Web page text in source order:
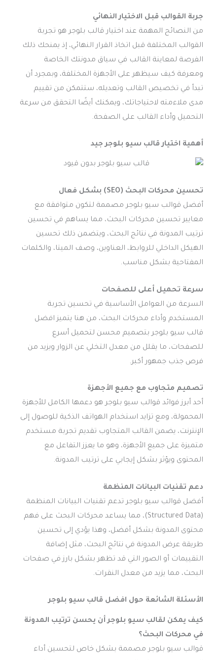
جربة القوالب قبل الاختيار النهائي
من النصائح المهمة عند اختيار قالب بلوجر هو تجربة
القوالب المختلفة قبل اتخاذ القرار النهائي، إذ يمنحك ذلك
الفرصة لمعاينة القالب في سياق مدونتك الخاصة
ومعرفة كيف سيظهر على الأجهزة المختلفة، وبمجرد أن
تبدأ في تخصيص القالب وتعديله، ستتمكن من تقييم
مدى ملاءمته لاحتياجاتك، ويمكنك أيضًا التحقق من سرعة
التحميل وأداء القالب على الصفحة.
أهمية اختيار قالب سيو بلوجر جيد
تحسين محركات البحث (SEO) بشكل فعال
أفضل قوالب سيو بلوجر مصممة لتكون متوافقة مع
معايير تحسين محركات البحث، مما يساهم في تحسين
ترتيب المدونة في نتائج البحث، ويتضمن ذلك تحسين
الهيكل الداخلي للروابط، العناوين، وصف الميتا، والكلمات
المفتاحية بشكل مناسب.
سرعة تحميل أعلى للصفحات
السرعة من العوامل الأساسية في تحسين تجربة
المستخدم وأداء محركات البحث، من هنا يتميز افضل
قالب سيو بلوجر بتصميم محسن لتحميل أسرع
للصفحات، ما يقلل من معدل التخلي عن الزوار ويزيد من
فرص جذب جمهور أكبر.
تصميم متجاوب مع جميع الأجهزة
أحد أبرز فوائد قوالب سيو بلوجر هو دعمها الكامل للأجهزة
المحمولة، ومع تزايد استخدام الهواتف الذكية للوصول إلى
الإنترنت، يضمن القالب المتجاوب تقديم تجربة مستخدم
متميزة على جميع الأجهزة، وهو ما يعزز التفاعل مع
المحتوى ويؤثر بشكل إيجابي على ترتيب المدونة.
دعم تقنيات البيانات المنظمة
أفضل قوالب سيو بلوجر تدعم تقنيات البيانات المنظمة
(Structured Data)، مما يساعد محركات البحث على فهم
محتوى المدونة بشكل أفضل، وهذا يؤدي إلى تحسين
طريقة عرض المدونة في نتائج البحث، مثل إضافة
التقييمات أو الصور التي قد تظهر بشكل بارز في صفحات
البحث، مما يزيد من معدل النقرات.
الأسئلة الشائعة حول افضل قالب سيو بلوجر
كيف يمكن لقالب سيو بلوجر أن يحسن ترتيب المدونة
في محركات البحث؟
قوالب سيو بلوجر مصممة بشكل خاص لتحسين أداء